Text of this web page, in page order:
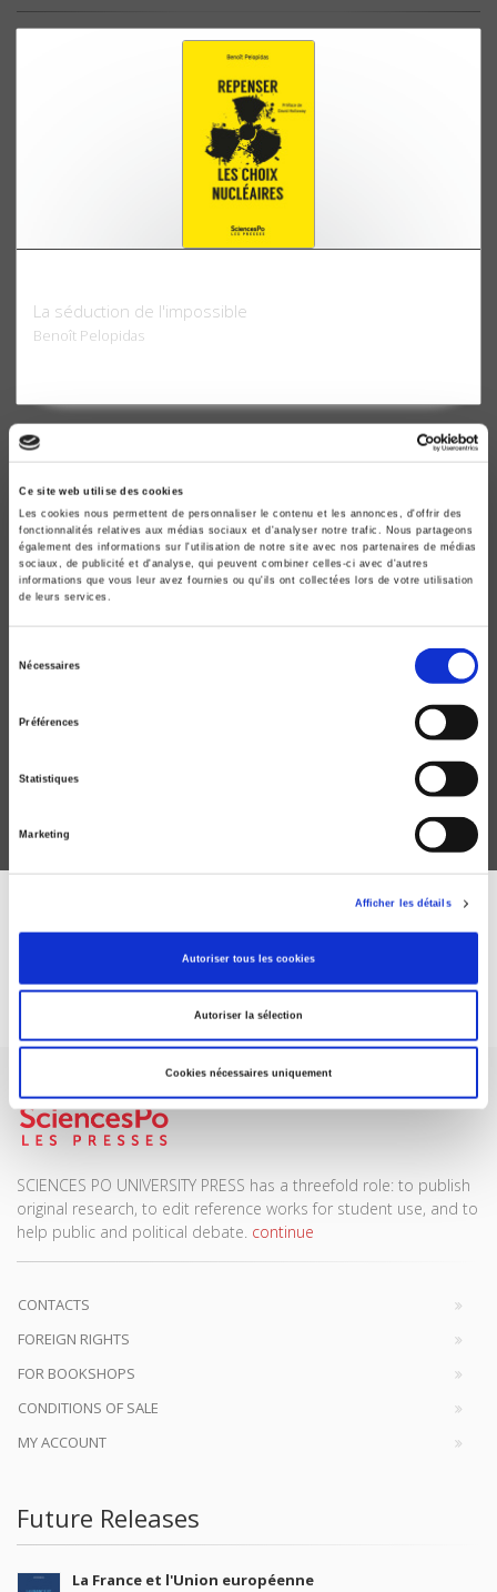
Ce site web utilise des cookies
Les cookies nous permettent de personnaliser le contenu et les annonces, d'offrir des
fonctionnalités relatives aux médias sociaux et d'analyser notre trafic. Nous partageons
également des informations sur l'utilisation de notre site avec nos partenaires de médias
sociaux, de publicité et d'analyse, qui peuvent combiner celles-ci avec d'autres
informations que vous leur avez fournies ou qu'ils ont collectées lors de votre utilisation
de leurs services.
Nécessaires
Préférences
Statistiques
Marketing
Afficher les détails
Autoriser tous les cookies
Autoriser la sélection
Cookies nécessaires uniquement
La séduction de l'impossible
Benoît Pelopidas
DISCOVER OUR JOURNALS
Subscribe today
SCIENCES PO UNIVERSITY PRESS has a threefold role: to publish
original research, to edit reference works for student use, and to
help public and political debate. continue
CONTACTS
FOREIGN RIGHTS
FOR BOOKSHOPS
CONDITIONS OF SALE
MY ACCOUNT
Future Releases
La France et l'Union européenne